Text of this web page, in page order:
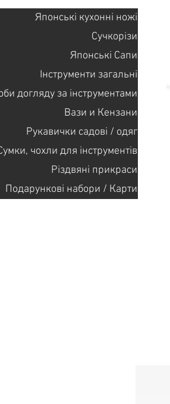
Японські кухонні ножі
Сучкорізи
Японські Сапи
Інструменти загальні
догляду за інструментами
Вази и Кензани
Рукавички садові / одяг
чохли для інструментів
Різдвяні прикраси
Подарункові набори / Карти